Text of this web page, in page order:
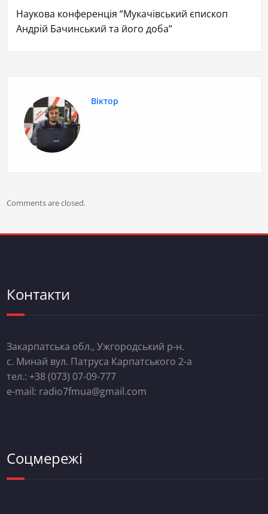
Наукова конференція “Мукачівський єпископ
Андрій Бачинський та його доба”
Віктор
Comments are closed.
Контакти
Закарпатська обл., Ужгородський р-н.
с. Минай вул. Патруса Карпатського 2-а
тел.: +38 (073) 07-09-777
e-mail: radio7fmua@gmail.com
Соцмережі